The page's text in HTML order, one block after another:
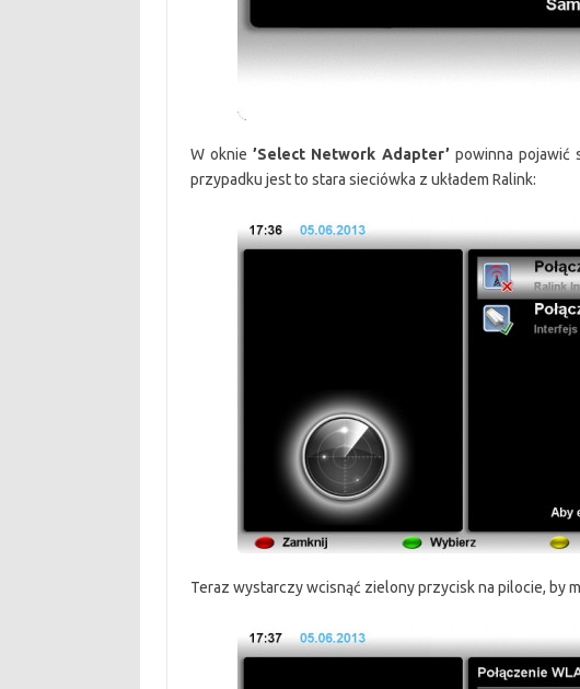
W oknie’Select Network Adapter’ powinna pojawić
przypadku jest to stara sieciówka z układem Ralink:
Teraz wystarczy wcisnąć zielony przycisk na pilocie, by